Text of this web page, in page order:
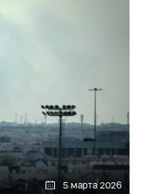
5 марта 2026